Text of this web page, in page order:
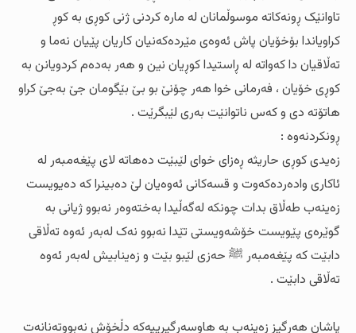
تاوانێک ڕونەکاتە موسوڵمانان لە مارە کردنی ژنی کوڕی بە کوڕ
کراویاندا بۆخۆیان پاش ئەوەی مێردەکەنیان کاریان پێیان نەما و
تەڵاقیان دا کەواتە لە ڕاستیدا کوڕیان نین و هەر بەدەم کردویانن بە
کوڕی خۆیان ، فەرمانی خوا هەر چۆنێ بو بێ‌ بێگومان جێ بەجێ کراو
هاتۆتە دی و کەس ناتوانێت بەری لێبگرێت .
ڕونکردنەوە :
زەیدی کوڕی ‌حاریثە ڕەزای خوای لێبێت دەهاتە لای پێغەمبەر لە
ئاکاری وادەردەکەوت و قسەکانی ئەوەیان لێ دەبینرا کە دەیویست
زەینەب طەڵاق بدات چونکە لەگەڵیدا بەختەوەر نەبوو ژیانی بە
گوێرەی پێویست خۆشەویستی تێدا نەبوو نەک لەبەر ئەوە تەڵاقی
دابێت کە پێغەمبەر ﷺ حەزی لێبو بێت و زەینابیش لەبەر ئەوە
تەڵاقی دابێت .
پاشان هەرگیز زەینەب بە هاوسەرگیرییەکە دڵخۆش نەبووتەنانەت